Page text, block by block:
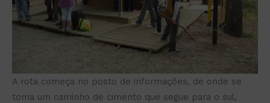
A rota começa no posto de informações, de onde se
toma um caminho de cimento que segue para o sul,